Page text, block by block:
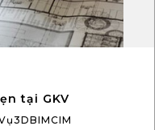
tại GKV